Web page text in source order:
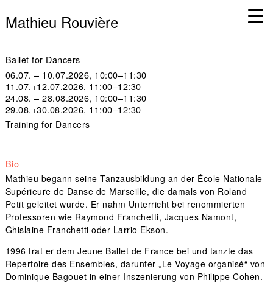
Mathieu Rouvière
Ballet for Dancers
06.07. – 10.07.2026, 10:00–11:30
11.07.+12.07.2026, 11:00–12:30
24.08. – 28.08.2026, 10:00–11:30
29.08.+30.08.2026, 11:00–12:30
Training for Dancers
Bio
Mathieu begann seine Tanzausbildung an der École Nationale
Supérieure de Danse de Marseille, die damals von Roland
Petit geleitet wurde. Er nahm Unterricht bei renommierten
Professoren wie Raymond Franchetti, Jacques Namont,
Ghislaine Franchetti oder Larrio Ekson.
1996 trat er dem Jeune Ballet de France bei und tanzte das
Repertoire des Ensembles, darunter „Le Voyage organisé“ von
Dominique Bagouet in einer Inszenierung von Philippe Cohen.